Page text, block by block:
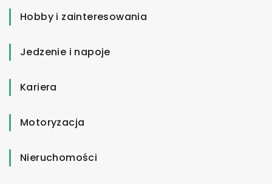
Hobby i zainteresowania
Jedzenie i napoje
Kariera
Motoryzacja
Nieruchomości